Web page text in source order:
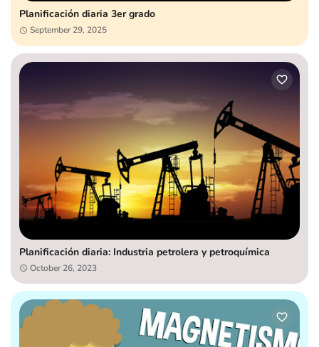
Planificación diaria 3er grado
September 29, 2025
Planificación diaria: Industria petrolera y petroquímica
October 26, 2023